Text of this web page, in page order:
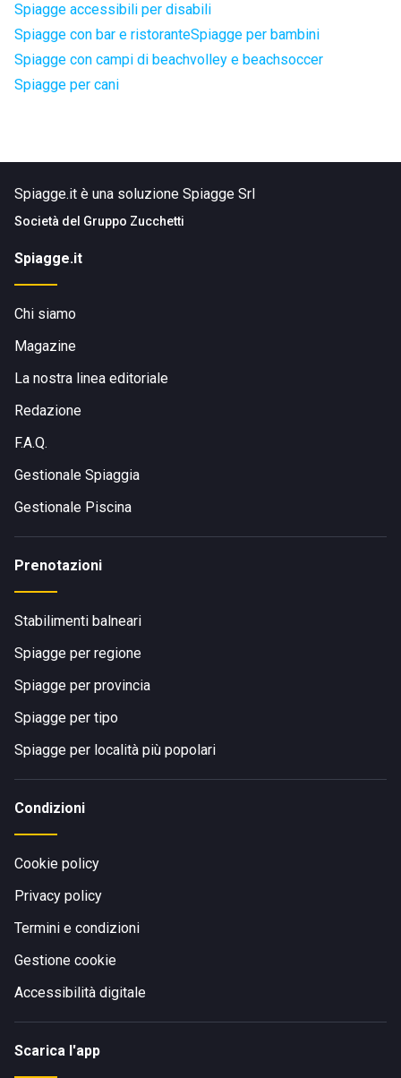
Spiagge accessibili per disabili
Spiagge con bar e ristoranteSpiagge per bambini
Spiagge con campi di beachvolley e beachsoccer
Spiagge per cani
Spiagge.it è una soluzione Spiagge Srl
Società del Gruppo Zucchetti
Spiagge.it
Chi siamo
Magazine
La nostra linea editoriale
Redazione
F.A.Q.
Gestionale Spiaggia
Gestionale Piscina
Prenotazioni
Stabilimenti balneari
Spiagge per regione
Spiagge per provincia
Spiagge per tipo
Spiagge per località più popolari
Condizioni
Cookie policy
Privacy policy
Termini e condizioni
Gestione cookie
Accessibilità digitale
Scarica l'app